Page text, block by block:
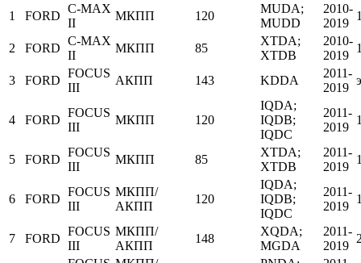
1 FORD
C-MAX
II
МКПП 120
MUDA;
MUDD
2010-
2019
2 FORD
C-MAX
II
МКПП 85
XTDA;
XTDB
2010-
2019
3 FORD
FOCUS
III
АКПП 143 KDDA
2011-
2019
4 FORD
FOCUS
III
МКПП 120
IQDA;
IQDB;
IQDC
2011-
2019
5 FORD
FOCUS
III
МКПП 85
XTDA;
XTDB
2011-
2019
6 FORD
FOCUS
III
МКПП/
АКПП
120
IQDA;
IQDB;
IQDC
2011-
2019
7 FORD
FOCUS
III
МКПП/
АКПП
148
XQDA;
MGDA
2011-
2019